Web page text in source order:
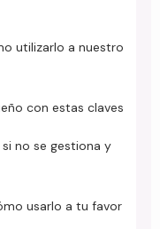
utilizarlo a nuestro
con estas claves
no se gestiona y
usarlo a tu favor